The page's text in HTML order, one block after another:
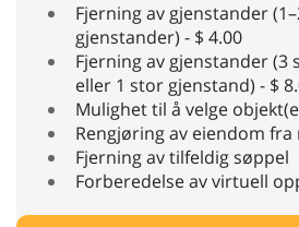
Fjerning av gjenstander
gjenstander) - $ 4.00
Fjerning av gjenstander (3
eller 1 stor gjenstand) - $
Mulighet til å velge
Rengjøring av eiendom
Fjerning av tilfeldig søppel
Forberedelse av virtuell